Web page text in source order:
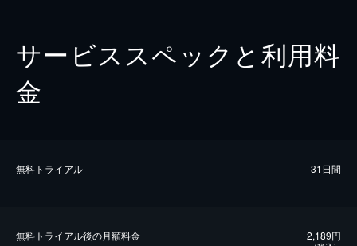
サービススペックと利用料
金
無料トライアル 31日間
無料トライアル後の⽉額料金 2,189円